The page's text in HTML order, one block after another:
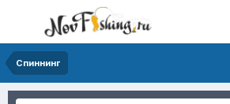
Спиннинг